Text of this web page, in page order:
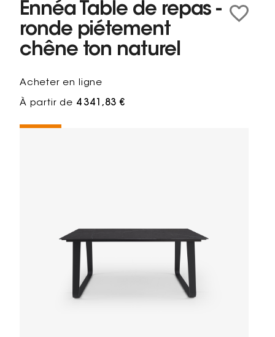
Ennéa Table de repas -
ronde piétement
chêne ton naturel
Acheter en ligne
À partir de 4 341,83 €